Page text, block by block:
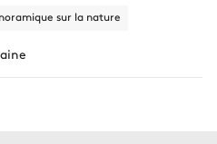
sur la nature